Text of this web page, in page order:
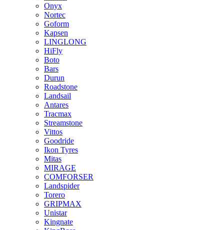
Onyx
Nortec
Goform
Kapsen
LINGLONG
HiFly
Boto
Bars
Durun
Roadstone
Landsail
Antares
Tracmax
Streamstone
Vittos
Goodride
Ikon Tyres
Mitas
MIRAGE
COMFORSER
Landspider
Torero
GRIPMAX
Unistar
Kingnate